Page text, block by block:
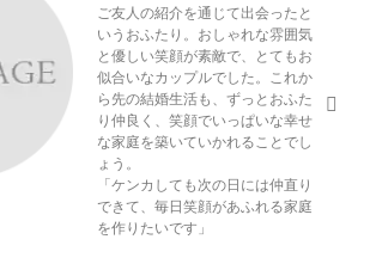
ご友人の紹介を通じて出会ったと
いうおふたり。おしゃれな雰囲気
と優しい笑顔が素敵で、とてもお
似合いなカップルでした。これか
ら先の結婚生活も、ずっとおふた
り仲良く、笑顔でいっぱいな幸せ
な家庭を築いていかれることでし
ょう。
「ケンカしても次の日には仲直り
できて、毎日笑顔があふれる家庭
を作りたいです」